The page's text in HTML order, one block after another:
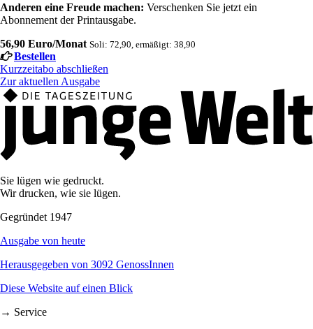
Anderen eine Freude machen: Verschenken Sie jetzt ein
Abonnement der Printausgabe.
56,90 Euro/Monat Soli: 72,90, ermäßigt: 38,90
Bestellen
Kurzzeitabo abschließen
Zur aktuellen Ausgabe
Sie lügen wie gedruckt.
Wir drucken, wie sie lügen.
Gegründet 1947
Ausgabe von heute
Herausgegeben von 3092 GenossInnen
Diese Website auf einen Blick
→ Service